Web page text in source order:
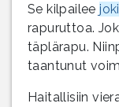
Se kilpaileejoki
rapuruttoa.
täplärapu.
taantunut
Haitallisiin